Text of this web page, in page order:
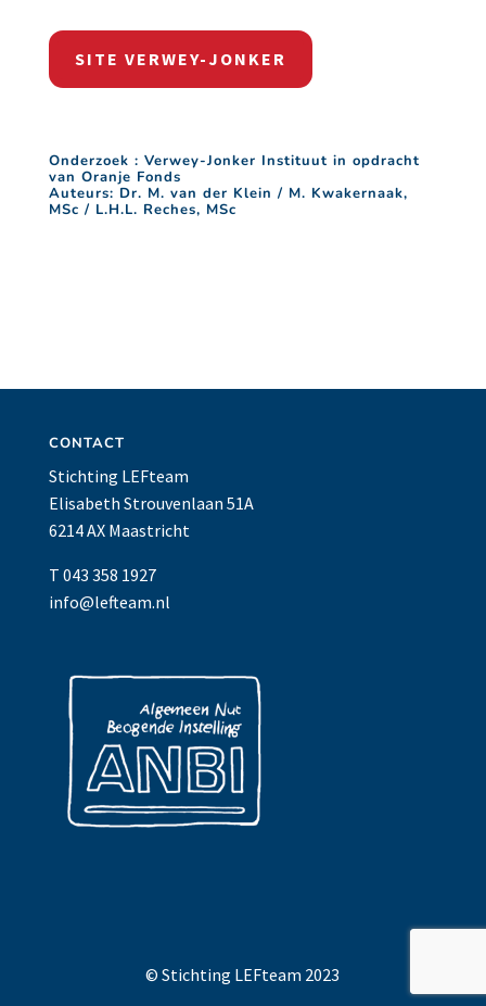
SITE VERWEY-JONKER
Onderzoek : Verwey-Jonker Instituut in opdracht
van Oranje Fonds
Auteurs: Dr. M. van der Klein / M. Kwakernaak,
MSc / L.H.L. Reches, MSc
CONTACT
Stichting LEFteam
Elisabeth Strouvenlaan 51A
6214 AX Maastricht
T 043 358 1927
info@lefteam.nl
© Stichting LEFteam 2023